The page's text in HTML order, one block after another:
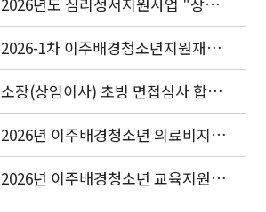
통역지원사(중국어, 베트남어, 러시
아어어, 몽골어)" 선발 공고
2026-1차 이주배경청소년지원재단
직원(기획운영실/사업운영부) 채용
공고 (~3/22)
소장(상임이사) 초빙 면접심사 합격
자 발표
2026년 이주배경청소년 의료비지원
사업 안내(사업 마감)
2026년 이주배경청소년 교육지원사
업 레인보우스쿨 개설기관 선정 결과